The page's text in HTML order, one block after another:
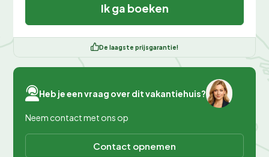
Ik ga boeken
De laagste prijsgarantie!
Heb je een vraag over dit vakantiehuis?
Neem contact met ons op
Contact opnemen